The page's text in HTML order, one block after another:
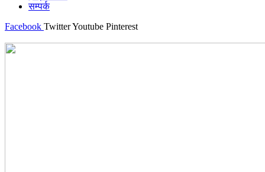
सम्पर्क
Facebook TwitterYoutube Pinterest